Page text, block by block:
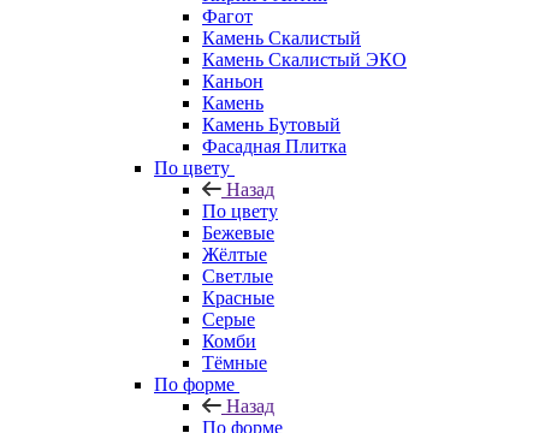
Фагот
Камень Скалистый
Камень Скалистый ЭКО
Каньон
Камень
Камень Бутовый
Фасадная Плитка
По цвету
Назад
По цвету
Бежевые
Жёлтые
Светлые
Красные
Серые
Комби
Тёмные
По форме
Назад
По форме